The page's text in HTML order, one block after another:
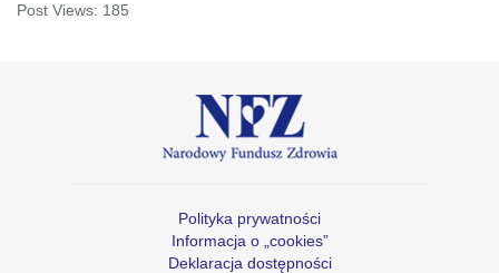
Post Views: 185
Polityka prywatności
Informacja o „cookies”
Deklaracja dostępności